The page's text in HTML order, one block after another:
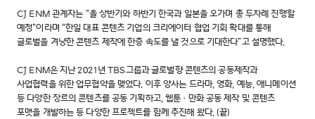
CJ ENM 관계자는 “올 상반기와 하반기 한국과 일본을 오가며 총 두차례 진행할
예정”이라며 “한일 대표 콘텐츠 기업의 크리에이터 협업 기회 확대를 통해
글로벌을 겨냥한 콘텐츠 제작에 한층 속도를 낼 것으로 기대한다”고 설명했다.
CJ ENM은 지난 2021년 TBS그룹과 글로벌향 콘텐츠의 공동제작과
사업협력을 위한 업무협약을 맺었다. 이후 양사는 드라마, 영화, 예능, 애니메이션
등 다양한 장르의 콘텐츠를 공동 기획하고, 웹툰·만화 공동 제작 및 콘텐츠
포맷을 개발하는 등 다양한 프로젝트를 함께 추진해 왔다. (끝)